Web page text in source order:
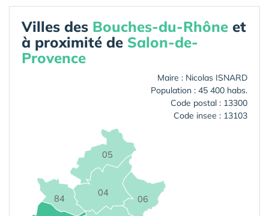
Villes des Bouches-du-Rhône et
à proximité de Salon-de-
Provence
Maire : Nicolas ISNARD
Population : 45 400 habs.
Code postal : 13300
Code insee : 13103
04
05
06
84